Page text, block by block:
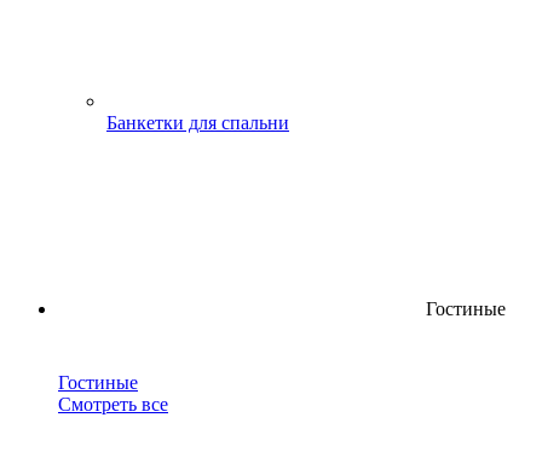
Банкетки для спальни
Гостиные
Гостиные
Смотреть все